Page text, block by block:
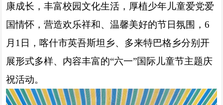
康成长，丰富校园文化生活，厚植少年儿童爱党爱
国情怀，营造欢乐祥和、温馨美好的节日氛围，6
月1日，喀什市英吾斯坦乡、多来特巴格乡分别开
展形式多样、内容丰富的“六一”国际儿童节主题庆
祝活动。